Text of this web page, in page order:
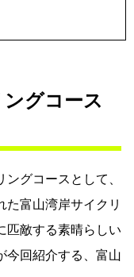
グコース
グコースとして、
た富山湾岸サイクリ
匹敵する素晴らしい
今回紹介する、富山